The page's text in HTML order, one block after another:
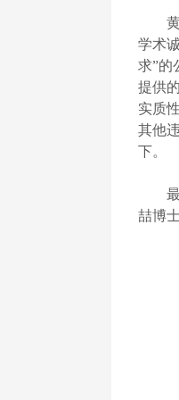
学术
求”的
提供
实质
其他
下。
喆博